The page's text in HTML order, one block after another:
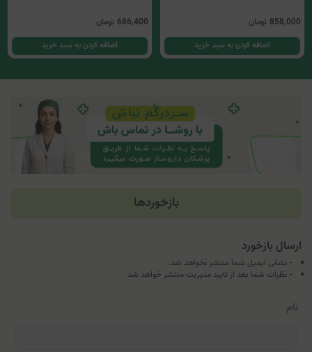
858,000 تومان
اضافه کردن به سبد خرید
686,400 تومان
اضافه کردن به سبد خرید
بازخوردها
ارسال بازخورد
- نشانی ایمیل شما منتشر نخواهد شد.
- نظرات شما بعد از تایید مدیریت منتشر خواهد شد
نام